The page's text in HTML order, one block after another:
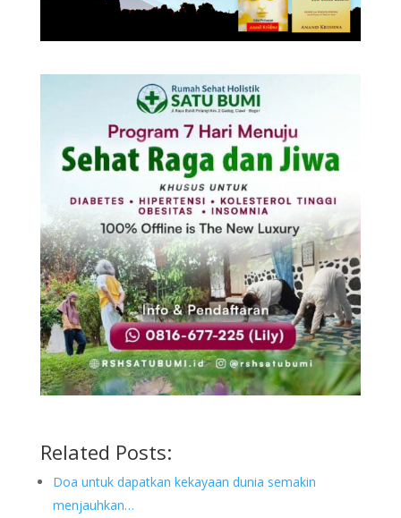
Related Posts:
Doa untuk dapatkan kekayaan dunia semakin
menjauhkan…